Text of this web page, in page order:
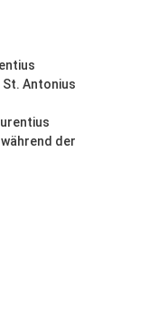
Antonius
der